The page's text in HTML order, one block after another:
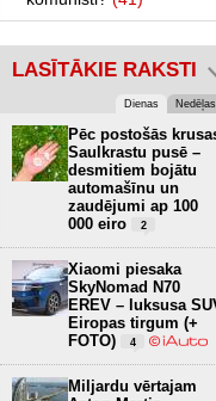
Pēc postošās krusas
LASĪTĀKIE RAKSTI
Dienas Nedēļas
Pēc postošās
Saulkrastu pusē –
desmitiem bojātu
automašīnu un
zaudējumi ap 100
000 eiro
2
Xiaomi piesaka
SkyNomad N70
EREV – luksusa
Eiropas tirgum (+
FOTO)
4
Miljardu vērtajam